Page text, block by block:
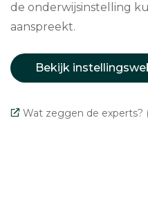
de onderwijsinstelling
aanspreekt.
Bekijk
Wat zeggen de experts?